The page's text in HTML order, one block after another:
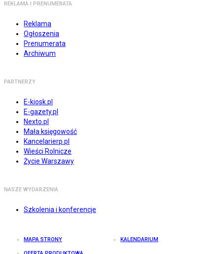
REKLAMA I PRENUMERATA
Reklama
Ogłoszenia
Prenumerata
Archiwum
PARTNERZY
E-kiosk.pl
E-gazety.pl
Nexto.pl
Mała księgowość
Kancelarierp.pl
Wieści Rolnicze
Życie Warszawy
NASZE WYDARZENIA
Szkolenia i konferencje
MAPA STRONY KALENDARIUM